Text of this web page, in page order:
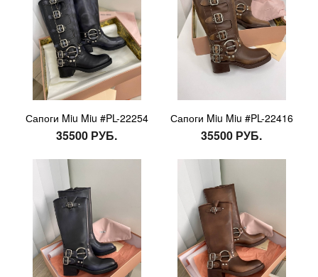
Сапоги Miu Miu #PL-22254
35500 РУБ.
Сапоги Miu Miu #PL-22416
35500 РУБ.